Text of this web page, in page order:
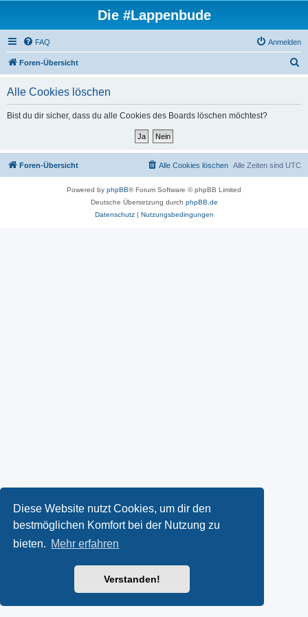
Diese Website nutzt Cookies, um dir den
bestmöglichen Komfort bei der Nutzung zu
bieten. Mehr erfahren
Verstanden!
Die #Lappenbude
FAQ Anmelden
Foren-Übersicht
Alle Cookies löschen
Bist du dir sicher, dass du alle Cookies des Boards löschen möchtest?
Foren-Übersicht Alle Zeiten sind UTC
Alle Cookies löschen
Powered by phpBB® Forum Software © phpBB Limited
Deutsche Übersetzung durch phpBB.de
Datenschutz| Nutzungsbedingungen